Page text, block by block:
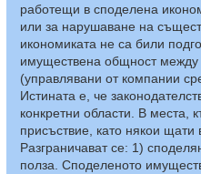
работещи в споделена
или за нарушаване на
икономиката не са били
имуществена общност между
(управлявани от компании
Истината е, че
конкретни области. В места,
присъствие, като някои
Разграничават се: 1)
полза. Споделеното